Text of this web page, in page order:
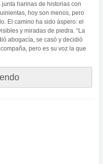
harinas de historias con
hoy son menos, pero
El camino ha sido áspero: el
y miradas de piedra. “La
abogacía, se casó y decidió
pero es su voz la que